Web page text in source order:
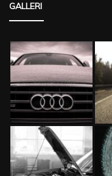
GALLERI